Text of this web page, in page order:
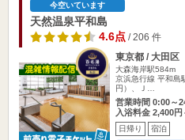
今空いています
天然温泉平和島
4.6点 / 206 件
東京都 / 大田区
大森海岸駅584m
京浜急行線 平和島
円）、Ｊ…
営業時間 0:00～
入浴料金 2,400円
日帰り 宿泊